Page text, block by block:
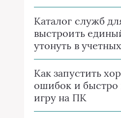
Каталог служб
выстроить
утонуть в
Как запустить
ошибок и быстро
игру на ПК